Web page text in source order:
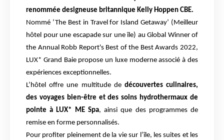
renommée designeuse britannique Kelly Hoppen CBE.
Nommé ‘The Best in Travel for Island Getaway’ (Meilleur
hôtel pour une escapade sur une île) au Global Winner of
the Annual Robb Report's Best of the Best Awards 2022,
LUX* Grand Baie propose un luxe moderne associé à des
expériences exceptionnelles.
L’hôtel offre une multitude de découvertes culinaires,
des voyages bien-être et des soins hydrothermaux de
pointe à LUX* ME Spa, ainsi que des programmes de
remise en forme personnalisés.
Pour profiter pleinement de la vie sur l’île, les suites et les